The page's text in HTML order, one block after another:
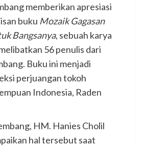
memberikan apresiasi
buku Mozaik Gagasan
Bangsanya, sebuah karya
56 penulis dari
Buku ini menjadi
perjuangan tokoh
Indonesia, Raden
HM. Hanies Cholil
hal tersebut saat